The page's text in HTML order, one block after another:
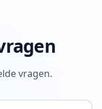
vragen.